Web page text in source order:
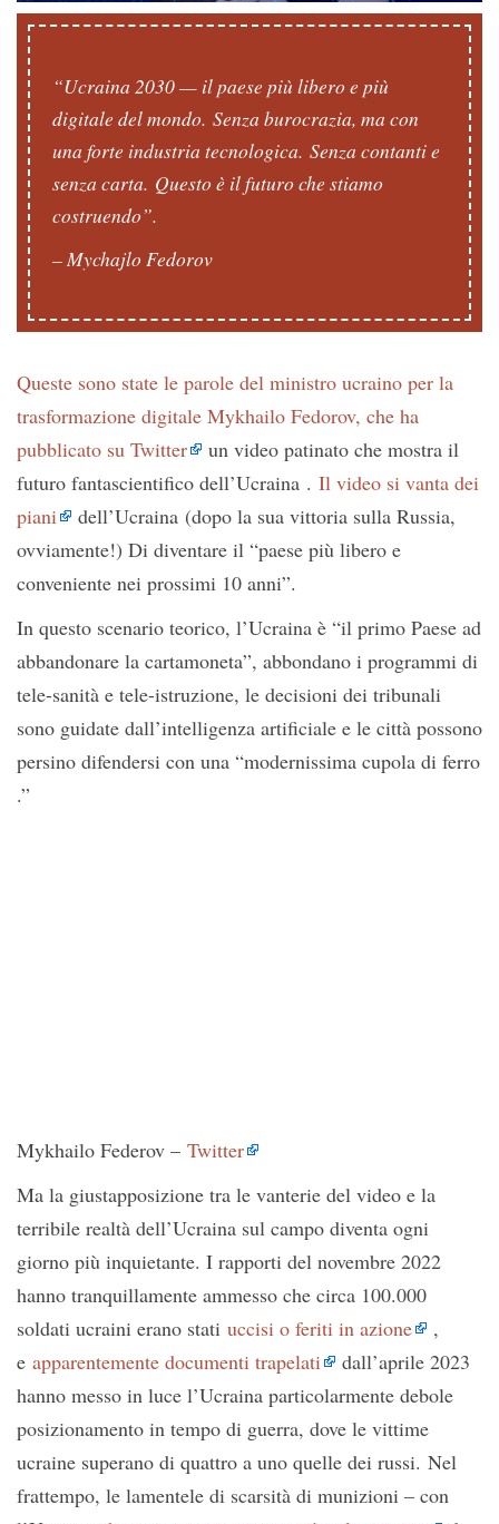
“Ucraina 2030 — il paese più libero e più
digitale del mondo. Senza burocrazia, ma con
una forte industria tecnologica. Senza contanti e
senza carta. Questo è il futuro che stiamo
costruendo”.
– Mychajlo Fedorov
Queste sono state le parole del ministro ucraino per la
trasformazione digitale Mykhailo Fedorov, che ha
pubblicato su Twitter
un video patinato che mostra il
futuro fantascientifico dell’Ucraina . Il video si vanta dei
piani
dell’Ucraina (dopo la sua vittoria sulla Russia,
ovviamente!) Di diventare il “paese più libero e
conveniente nei prossimi 10 anni”.
In questo scenario teorico, l’Ucraina è “il primo Paese ad
abbandonare la cartamoneta”, abbondano i programmi di
tele-sanità e tele-istruzione, le decisioni dei tribunali
sono guidate dall’intelligenza artificiale e le città possono
persino difendersi con una “modernissima cupola di ferro
.”
Mykhailo Federov – Twitter
Ma la giustapposizione tra le vanterie del video e la
terribile realtà dell’Ucraina sul campo diventa ogni
giorno più inquietante. I rapporti del novembre 2022
hanno tranquillamente ammesso che circa 100.000
soldati ucraini erano stati uccisi o feriti in azione
,
e apparentemente documenti trapelati
dall’aprile 2023
hanno messo in luce l’Ucraina particolarmente debole
posizionamento in tempo di guerra, dove le vittime
ucraine superano di quattro a uno quelle dei russi. Nel
frattempo, le lamentele di scarsità di munizioni – con